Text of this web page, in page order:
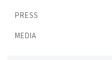
PRESS
MEDIA